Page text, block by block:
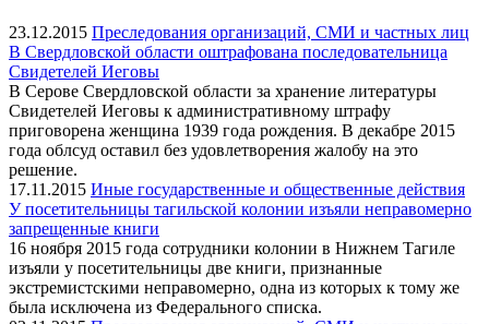
23.12.2015 Преследования организаций, СМИ и частных лиц
В Свердловской области оштрафована последовательница
Свидетелей Иеговы
В Серове Свердловской области за хранение литературы
Свидетелей Иеговы к административному штрафу
приговорена женщина 1939 года рождения. В декабре 2015
года облсуд оставил без удовлетворения жалобу на это
решение.
17.11.2015 Иные государственные и общественные действия
У посетительницы тагильской колонии изъяли неправомерно
запрещенные книги
16 ноября 2015 года сотрудники колонии в Нижнем Тагиле
изъяли у посетительницы две книги, признанные
экстремистскими неправомерно, одна из которых к тому же
была исключена из Федерального списка.